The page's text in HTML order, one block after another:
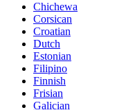
Chichewa
Corsican
Croatian
Dutch
Estonian
Filipino
Finnish
Frisian
Galician